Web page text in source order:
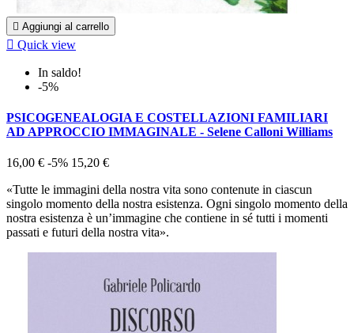
 Aggiungi al carrello
 Quick view
In saldo!
-5%
PSICOGENEALOGIA E COSTELLAZIONI FAMILIARI
AD APPROCCIO IMMAGINALE - Selene Calloni Williams
16,00 € -5% 15,20 €
«Tutte le immagini della nostra vita sono contenute in ciascun
singolo momento della nostra esistenza. Ogni singolo momento della
nostra esistenza è un’immagine che contiene in sé tutti i momenti
passati e futuri della nostra vita».